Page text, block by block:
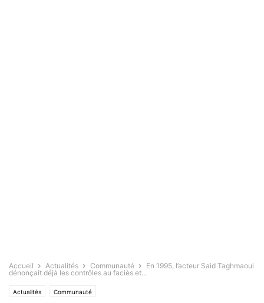
Accueil Actualités Communauté
En 1995, l’acteur Said Taghmaoui
dénonçait déjà les contrôles au faciès et...
Actualités Communauté